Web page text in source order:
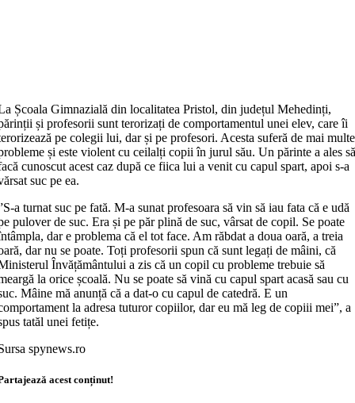
Școala Gimnazială din localitatea Pristol, din județul Mehedinți,
și profesorii sunt terorizați de comportamentul unei elev, care îi
pe colegii lui, dar și pe profesori. Acesta suferă de mai multe
și este violent cu ceilalți copii în jurul său. Un părinte a ales
cunoscut acest caz după ce fiica lui a venit cu capul spart, apoi s-a
suc pe ea.
a turnat suc pe fată. M-a sunat profesoara să vin să iau fata că e udă
pulover de suc. Era și pe păr plină de suc, vârsat de copil. Se poate
dar e problema că el tot face. Am răbdat a doua oară, a treia
dar nu se poate. Toți profesorii spun că sunt legați de mâini, că
Învățământului a zis că un copil cu probleme trebuie să
la orice școală. Nu se poate să vină cu capul spart acasă sau cu
Mâine mă anunță că a dat-o cu capul de catedră. E un
la adresa tuturor copiilor, dar eu mă leg de copiii mei”, a
tatăl unei fetițe.
spynews.ro
acest conținut!